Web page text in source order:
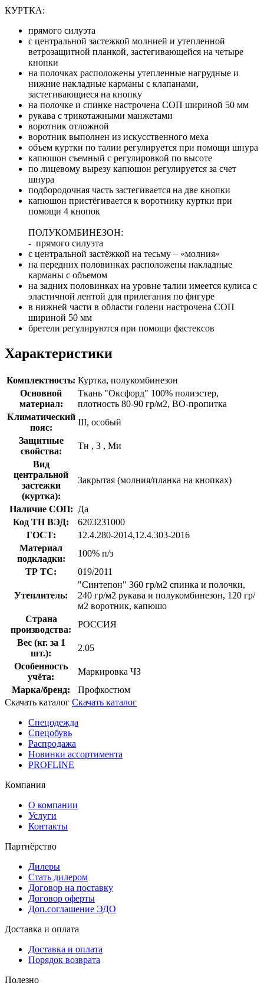
КУРТКА:
прямого силуэта
с центральной застежкой молнией и утепленной
ветрозащитной планкой, застегивающейся на четыре
кнопки
на полочках расположены утепленные нагрудные и
нижние накладные карманы с клапанами,
застегивающиеся на кнопку
на полочке и спинке настрочена СОП шириной 50 мм
рукава с трикотажными манжетами
воротник отложной
воротник выполнен из искусственного меха
объем куртки по талии регулируется при помощи шнура
капюшон съемный с регулировкой по высоте
по лицевому вырезу капюшон регулируется за счет
шнура
подбородочная часть застегивается на две кнопки
капюшон пристёгивается к воротнику куртки при
помощи 4 кнопок
ПОЛУКОМБИНЕЗОН:
- прямого силуэта
с центральной застёжкой на тесьму – «молния»
на передних половинках расположены накладные
карманы с объемом
на задних половинках на уровне талии имеется кулиса с
эластичной лентой для прилегания по фигуре
в нижней части в области голени настрочена СОП
шириной 50 мм
бретели регулируются при помощи фастексов
Характеристики
Комплектность: Куртка, полукомбинезон
Основной
материал:
Ткань "Оксфорд" 100% полиэстер,
плотность 80-90 гр/м2, ВО-пропитка
Климатический
пояс:
III, особый
Защитные
свойства:
Тн , З , Ми
Вид
центральной
застежки
(куртка):
Закрытая (молния/планка на кнопках)
Наличие СОП: Да
Код ТН ВЭД:
6203231000
ГОСТ:
12.4.280-2014,12.4.303-2016
Материал
подкладки:
100% п/э
ТР ТС:
019/2011
Утеплитель:
"Синтепон" 360 гр/м2 спинка и полочки,
240 гр/м2 рукава и полукомбинезон, 120 гр/
м2 воротник, капюшо
Страна
производства:
РОССИЯ
Вес (кг. за 1
шт.):
2.05
Особенность
учёта:
Маркировка ЧЗ
Марка/бренд:
Профкостюм
Скачать каталог Скачать каталог
Спецодежда
Спецобувь
Распродажа
Новинки ассортимента
PROFLINE
Компания
О компании
Услуги
Контакты
Партнёрство
Дилеры
Стать дилером
Договор на поставку
Договор оферты
Доп.соглашение ЭДО
Доставка и оплата
Доставка и оплата
Порядок возврата
Полезно